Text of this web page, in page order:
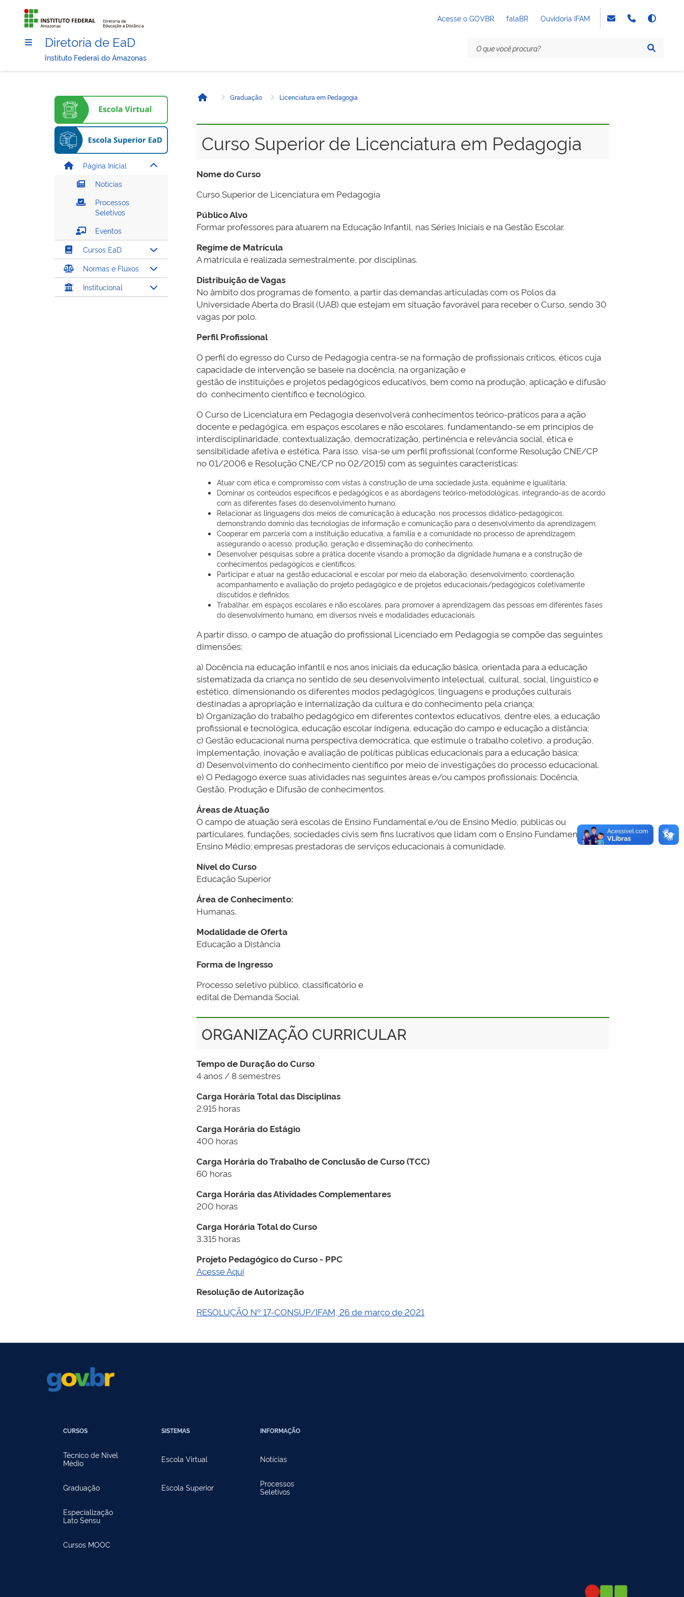
Acesse o GOVBR falaBR Ouvidoria IFAM
Diretoria de EaD
Instituto Federal do Amazonas
Página Inicial
Notícias
Processos
Seletivos
Eventos
Cursos EaD
Normas e Fluxos
Institucional
Página inicial
Graduação Licenciatura em Pedagogia
Curso Superior de Licenciatura em Pedagogia
Nome do Curso
Curso Superior de Licenciatura em Pedagogia
Público Alvo
Formar professores para atuarem na Educação Infantil, nas Séries Iniciais e na Gestão Escolar.
Regime de Matrícula
A matrícula é realizada semestralmente, por disciplinas.
Distribuição de Vagas
No âmbito dos programas de fomento, a partir das demandas articuladas com os Polos da
Universidade Aberta do Brasil (UAB) que estejam em situação favorável para receber o Curso, sendo 30
vagas por polo.
Perfil Profissional
O perfil do egresso do Curso de Pedagogia centra-se na formação de profissionais críticos, éticos cuja
capacidade de intervenção se baseie na docência, na organização e
gestão de instituições e projetos pedagógicos educativos, bem como na produção, aplicação e difusão
do conhecimento científico e tecnológico.
O Curso de Licenciatura em Pedagogia desenvolverá conhecimentos teórico-práticos para a ação
docente e pedagógica, em espaços escolares e não escolares, fundamentando-se em princípios de
interdisciplinaridade, contextualização, democratização, pertinência e relevância social, ética e
sensibilidade afetiva e estética. Para isso, visa-se um perfil profissional (conforme Resolução CNE/CP
no 01/2006 e Resolução CNE/CP no 02/2015) com as seguintes características:
Atuar com ética e compromisso com vistas à construção de uma sociedade justa, equânime e igualitária;
Dominar os conteúdos específicos e pedagógicos e as abordagens teórico-metodológicas, integrando-as de acordo
com as diferentes fases do desenvolvimento humano;
Relacionar as linguagens dos meios de comunicação à educação, nos processos didático-pedagógicos,
demonstrando domínio das tecnologias de informação e comunicação para o desenvolvimento da aprendizagem;
Cooperar em parceria com a instituição educativa, a família e a comunidade no processo de aprendizagem,
assegurando o acesso, produção, geração e disseminação do conhecimento;
Desenvolver pesquisas sobre a prática docente visando a promoção da dignidade humana e a construção de
conhecimentos pedagógicos e científicos;
Participar e atuar na gestão educacional e escolar por meio da elaboração, desenvolvimento, coordenação,
acompanhamento e avaliação do projeto pedagógico e de projetos educacionais/pedagógicos coletivamente
discutidos e definidos;
Trabalhar, em espaços escolares e não escolares, para promover a aprendizagem das pessoas em diferentes fases
do desenvolvimento humano, em diversos níveis e modalidades educacionais.
A partir disso, o campo de atuação do profissional Licenciado em Pedagogia se compõe das seguintes
dimensões:
a) Docência na educação infantil e nos anos iniciais da educação básica, orientada para a educação
sistematizada da criança no sentido de seu desenvolvimento intelectual, cultural, social, linguístico e
estético, dimensionando os diferentes modos pedagógicos, linguagens e produções culturais
destinadas a apropriação e internalização da cultura e do conhecimento pela criança;
b) Organização do trabalho pedagógico em diferentes contextos educativos, dentre eles, a educação
profissional e tecnológica, educação escolar indígena, educação do campo e educação a distância;
c) Gestão educacional numa perspectiva democrática, que estimule o trabalho coletivo, a produção,
implementação, inovação e avaliação de políticas públicas educacionais para a educação básica;
d) Desenvolvimento do conhecimento científico por meio de investigações do processo educacional.
e) O Pedagogo exerce suas atividades nas seguintes áreas e/ou campos profissionais: Docência,
Gestão, Produção e Difusão de conhecimentos.
Áreas de Atuação
O campo de atuação será escolas de Ensino Fundamental e/ou de Ensino Médio, públicas ou
particulares, fundações, sociedades civis sem fins lucrativos que lidam com o Ensino Fundamental e/ou
Ensino Médio; empresas prestadoras de serviços educacionais à comunidade.
Nível do Curso
Educação Superior
Área de Conhecimento:
Humanas.
Modalidade de Oferta
Educação a Distância
Forma de Ingresso
Processo seletivo público, classificatório e
edital de Demanda Social.
ORGANIZAÇÃO CURRICULAR
Tempo de Duração do Curso
4 anos / 8 semestres
Carga Horária Total das Disciplinas
2.915 horas
Carga Horária do Estágio
400 horas
Carga Horária do Trabalho de Conclusão de Curso (TCC)
60 horas
Carga Horária das Atividades Complementares
200 horas
Carga Horária Total do Curso
3.315 horas
Projeto Pedagógico do Curso - PPC
Acesse Aqui
Resolução de Autorização
RESOLUÇÃO Nº 17-CONSUP/IFAM, 26 de março de 2021
CURSOS
Técnico de Nível
Médio
Graduação
Especialização
Lato Sensu
Cursos MOOC
SISTEMAS
Escola Virtual
Escola Superior
INFORMAÇÃO
Notícias
Processos
Seletivos